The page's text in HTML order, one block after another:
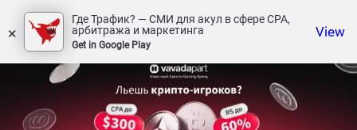
×
Где Трафик? — СМИ для акул в сфере СРА,
арбитража и маркетинга
Get in Google Play
View